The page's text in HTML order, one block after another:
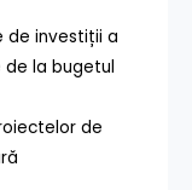
investiții a
la bugetul
de